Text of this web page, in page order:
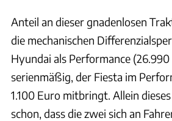
Anteil an dieser gnadenlosen
die mechanischen
Hyundai als Performance
serienmäßig, der Fiesta im
1.100 Euro mitbringt. Allein
schon, dass die zwei sich an